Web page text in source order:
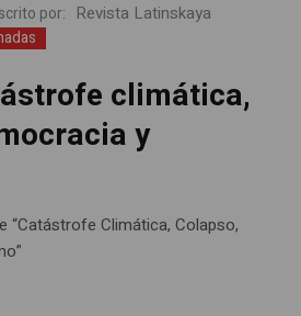
por: Revista Latinskaya
climática,
y
“Catástrofe Climática, Colapso,